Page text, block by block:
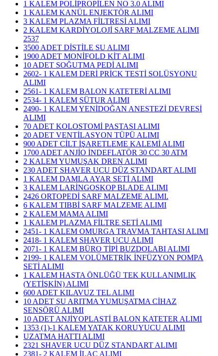
1 KALEM POLİPROPİLEN NO 3.0 ALIMI
1 KALEM KANÜL ENJEKTÖR ALIMI
3 KALEM PLAZMA FİLTRESİ ALIMI
​2 KALEM KARDİYOLOJİ SARF MALZEME ALIMI
2537
3500 ADET DİSTİLE SU ALIMI
1900 ADET MONİFOLD KİT ALIMI
10 ADET SOĞUTMA PEDİ ALIMI
2602- 1 KALEM DERİ PRİCK TESTİ SOLÜSYONU
ALIMI
2561- 1 KALEM BALON KATETERİ ALIMI
2534- 1 KALEM SÜTUR ALIMI
2490- 1 KALEM YENİDOĞAN ANESTEZİ DEVRESİ
ALIMI
70 ADET KOLOSTOMİ PASTASI ALIMI
20 ADET VENTİLASYON TÜPÜ ALIMI
900 ADET CİLT İŞARETLEME KALEMİ ALIMI
1700 ADET ANJİO İNDEFLATÖR 30 CC 30 ATM
2 KALEM YUMUŞAK DREN ALIMI
230 ADET SHAVER UCU DÜZ STANDART ALIMI
1 KALEM DAMLA AYAR SETİ ALIMI
3 KALEM LARİNGOSKOP BLADE ALIMI
2426 ORTOPEDİ SARF MALZEME ALIMI.
6 KALEM TIBBİ SARF MALZEME ALIMI
2 KALEM MAMA ALIMI
1 KALEM PLAZMA FİLTRE SETİ ALIMI
2451- 1 KALEM OMURGA TRAVMA TAHTASI ALIMI
2418- 1 KALEM SHAVER UCU ALIMI
2071- 1 KALEM BÜRO TİPİ BUZDOLABI ALIMI
2199- 1 KALEM VOLÜMETRİK İNFÜZYON POMPA
SETİ ALIMI
1 KALEM HASTA ÖNLÜĞÜ TEK KULLANIMLIK
(YETİŞKİN) ALIMI
600 ADET KILAVUZ TEL ALIMI
10 ADET SU ARITMA YUMUŞATMA CİHAZ
SENSÖRÜ ALIMI
10 ADET ANJİYOPLASTİ BALON KATETER ALIMI
1353 (1)-1 KALEM YATAK KORUYUCU ALIMI
UZATMA HATTI ALIMI
2321 SHAVER UCU DÜZ STANDART ALIMI
2381- 2 KALEM İLAÇ ALIMI